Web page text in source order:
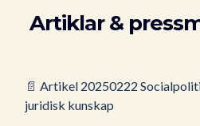
Artiklar &
📄 Artikel 20250222
juridisk kunskap